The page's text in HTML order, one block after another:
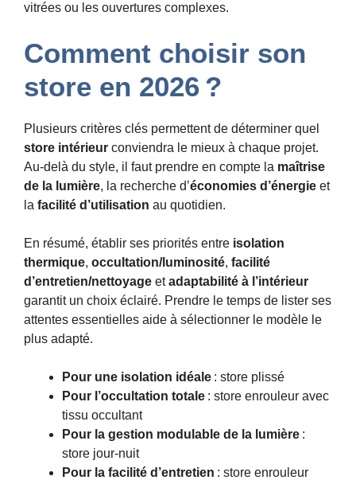
vitrées ou les ouvertures complexes.
Comment choisir son
store en 2026 ?
Plusieurs critères clés permettent de déterminer quel
store intérieur conviendra le mieux à chaque projet.
Au-delà du style, il faut prendre en compte la maîtrise
de la lumière, la recherche d’économies d’énergie et
la facilité d’utilisation au quotidien.
En résumé, établir ses priorités entre isolation
thermique, occultation/luminosité, facilité
d’entretien/nettoyage etadaptabilité à l’intérieur
garantit un choix éclairé. Prendre le temps de lister ses
attentes essentielles aide à sélectionner le modèle le
plus adapté.
Pour une isolation idéale : store plissé
Pour l’occultation totale : store enrouleur avec
tissu occultant
Pour la gestion modulable de la lumière :
store jour-nuit
Pour la facilité d’entretien : store enrouleur